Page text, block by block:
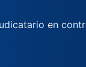
en